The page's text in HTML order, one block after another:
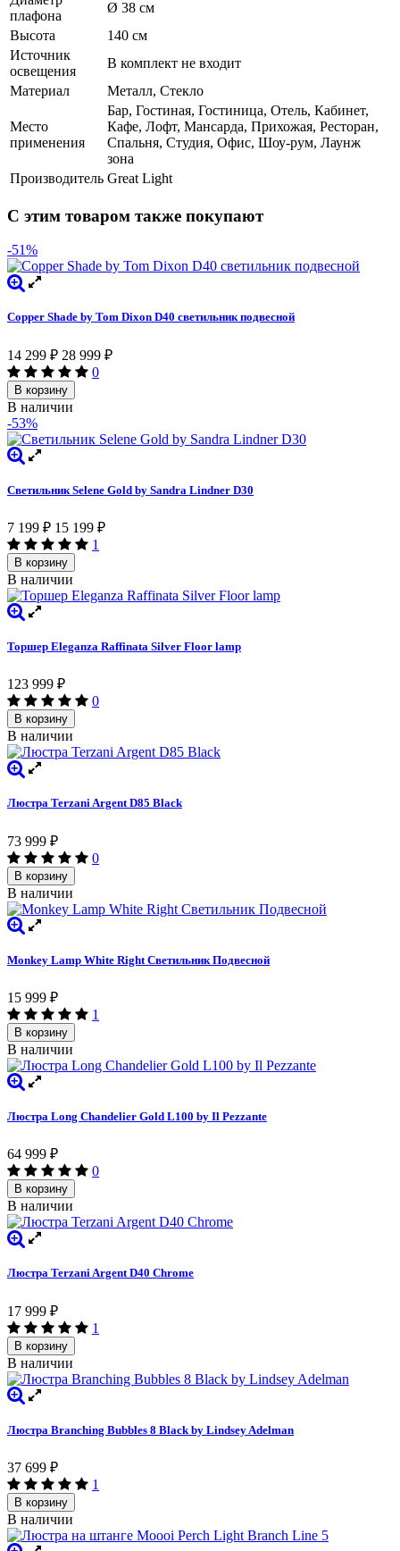
плафона
Ø 38 см
Высота
140 см
Источник
освещения
В комплект не входит
Материал
Металл, Стекло
Место
применения
Бар, Гостиная, Гостиница, Отель, Кабинет,
Кафе, Лофт, Мансарда, Прихожая, Ресторан,
Спальня, Студия, Офис, Шоу-рум, Лаунж
зона
Производитель Great Light
С этим товаром также покупают
-51%
Copper Shade by Tom Dixon D40 светильник подвесной
14 299 ₽ 28 999 ₽
0
В корзину
В наличии
-53%
Светильник Selene Gold by Sandra Lindner D30
7 199 ₽ 15 199 ₽
1
В корзину
В наличии
Торшер Eleganza Raffinata Silver Floor lamp
123 999 ₽
0
В корзину
В наличии
Люстра Terzani Argent D85 Black
73 999 ₽
0
В корзину
В наличии
Monkey Lamp White Right Светильник Подвесной
15 999 ₽
1
В корзину
В наличии
Люстра Long Chandelier Gold L100 by Il Pezzante
64 999 ₽
0
В корзину
В наличии
Люстра Terzani Argent D40 Chrome
17 999 ₽
1
В корзину
В наличии
Люстра Branching Bubbles 8 Black by Lindsey Adelman
37 699 ₽
1
В корзину
В наличии